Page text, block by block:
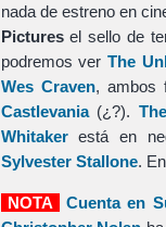
nada de estreno en
Picturesel sello de
podremos verThe
Wes Craven, ambos
Castlevania(¿?).
Whitakerestá en
Sylvester Stallone.
NOTA Cuenta en